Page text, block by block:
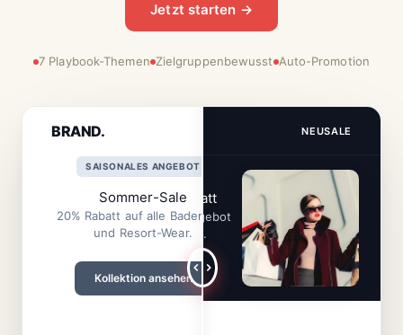
Jetzt starten →
7 Playbook-Themen Zielgruppenbewusst Auto-Promotion
BRAND. NEUSALE
SAISONALES ANGEBOT
Sommer-Sale
20% Rabatt auf alle Bademode
und Resort-Wear.
Kollektion ansehen
BRAND. NEUSALE
⚡ ENDET BALD
Flash-Sale: 50% Rabatt
Halber Preis auf alles. Angebot
endet um Mitternacht.
50% Rabatt